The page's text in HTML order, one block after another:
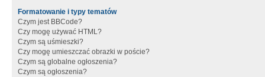
Formatowanie i typy tematów
Czym jest BBCode?
Czy mogę używać HTML?
Czym są uśmieszki?
Czy mogę umieszczać obrazki w poście?
Czym są globalne ogłoszenia?
Czym są ogłoszenia?